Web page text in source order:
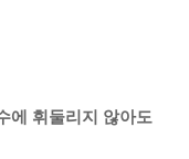
에 휘둘리지 않아도